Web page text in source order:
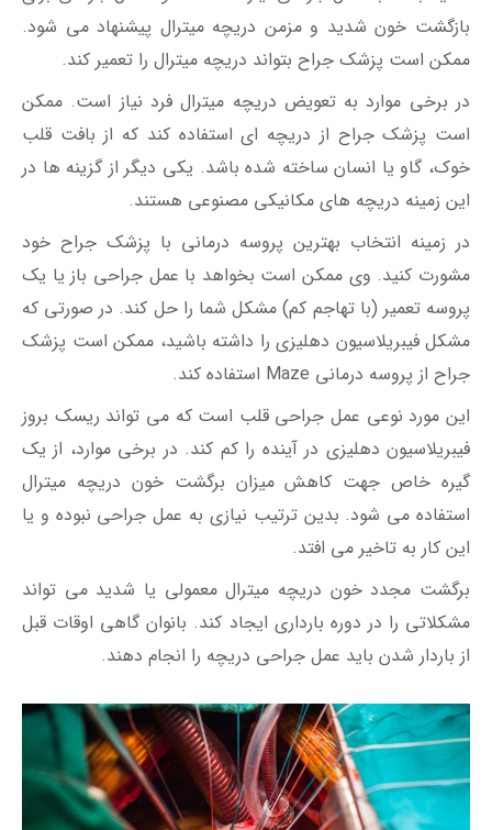
بازگشت خون شدید و مزمن دریچه میترال پیشنهاد می شود.
ممکن است پزشک جراح بتواند دریچه میترال را تعمیر کند.
در برخی موارد به تعویض دریچه میترال فرد نیاز است. ممکن
است پزشک جراح از دریچه ای استفاده کند که از بافت قلب
خوک، گاو یا انسان ساخته شده باشد. یکی دیگر از گزینه ها در
این زمینه دریچه های مکانیکی مصنوعی هستند.
در زمینه انتخاب بهترین پروسه درمانی با پزشک جراح خود
مشورت کنید. وی ممکن است بخواهد با عمل جراحی باز یا یک
پروسه تعمیر (با تهاجم کم) مشکل شما را حل کند. در صورتی که
مشکل فیبریلاسیون دهلیزی را داشته باشید، ممکن است پزشک
جراح از پروسه درمانی Maze استفاده کند.
این مورد نوعی عمل جراحی قلب است که می تواند ریسک بروز
فیبریلاسیون دهلیزی در آینده را کم کند. در برخی موارد، از یک
گیره خاص جهت کاهش میزان برگشت خون دریچه میترال
استفاده می شود. بدین ترتیب نیازی به عمل جراحی نبوده و یا
این کار به تاخیر می افتد.
برگشت مجدد خون دریچه میترال معمولی یا شدید می تواند
مشکلاتی را در دوره بارداری ایجاد کند. بانوان گاهی اوقات قبل
از باردار شدن باید عمل جراحی دریچه را انجام دهند.